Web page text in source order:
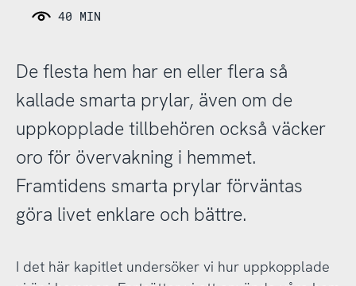
40 MIN
De flesta hem har en eller flera så
kallade smarta prylar, även om de
uppkopplade tillbehören också väcker
oro för övervakning i hemmet.
Framtidens smarta prylar förväntas
göra livet enklare och bättre.
I det här kapitlet undersöker vi hur uppkopplade